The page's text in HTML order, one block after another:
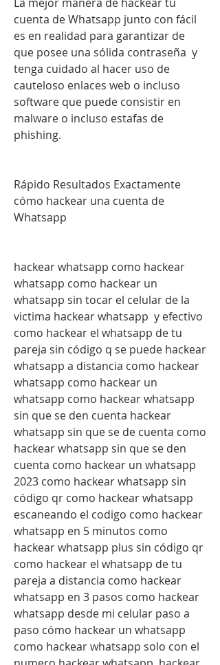
cuenta de Whatsapp junto con fácil
es en realidad para garantizar de
que posee una sólida contraseña  y
tenga cuidado al hacer uso de
cauteloso enlaces web o incluso
software que puede consistir en
malware o incluso estafas de
phishing.
Rápido Resultados Exactamente
cómo hackear una cuenta de
Whatsapp
hackear whatsapp como hackear
whatsapp como hackear un
whatsapp sin tocar el celular de la
victima hackear whatsapp  y efectivo
como hackear el whatsapp de tu
pareja sin código q se puede hackear
whatsapp a distancia como hackear
whatsapp como hackear un
whatsapp como hackear whatsapp
sin que se den cuenta hackear
whatsapp sin que se de cuenta como
hackear whatsapp sin que se den
cuenta como hackear un whatsapp
2023 como hackear whatsapp sin
código qr como hackear whatsapp
escaneando el codigo como hackear
whatsapp en 5 minutos como
hackear whatsapp plus sin código qr
como hackear el whatsapp de tu
pareja a distancia como hackear
whatsapp en 3 pasos como hackear
whatsapp desde mi celular paso a
paso cómo hackear un whatsapp
como hackear whatsapp solo con el